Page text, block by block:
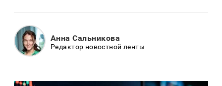
Анна Сальникова
Редактор новостной ленты